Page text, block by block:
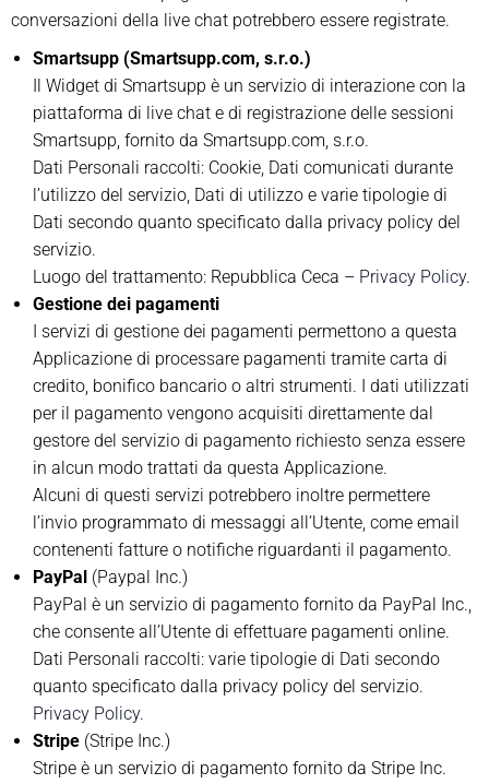
conversazioni della live chat potrebbero essere registrate.
Smartsupp (Smartsupp.com, s.r.o.)
Il Widget di Smartsupp è un servizio di interazione con la
piattaforma di live chat e di registrazione delle sessioni
Smartsupp, fornito da Smartsupp.com, s.r.o.
Dati Personali raccolti: Cookie, Dati comunicati durante
l’utilizzo del servizio, Dati di utilizzo e varie tipologie di
Dati secondo quanto specificato dalla privacy policy del
servizio.
Luogo del trattamento: Repubblica Ceca – Privacy Policy.
Gestione dei pagamenti
I servizi di gestione dei pagamenti permettono a questa
Applicazione di processare pagamenti tramite carta di
credito, bonifico bancario o altri strumenti. I dati utilizzati
per il pagamento vengono acquisiti direttamente dal
gestore del servizio di pagamento richiesto senza essere
in alcun modo trattati da questa Applicazione.
Alcuni di questi servizi potrebbero inoltre permettere
l’invio programmato di messaggi all’Utente, come email
contenenti fatture o notifiche riguardanti il pagamento.
PayPal (Paypal Inc.)
PayPal è un servizio di pagamento fornito da PayPal Inc.,
che consente all’Utente di effettuare pagamenti online.
Dati Personali raccolti: varie tipologie di Dati secondo
quanto specificato dalla privacy policy del servizio.
Privacy Policy.
Stripe (Stripe Inc.)
Stripe è un servizio di pagamento fornito da Stripe Inc.